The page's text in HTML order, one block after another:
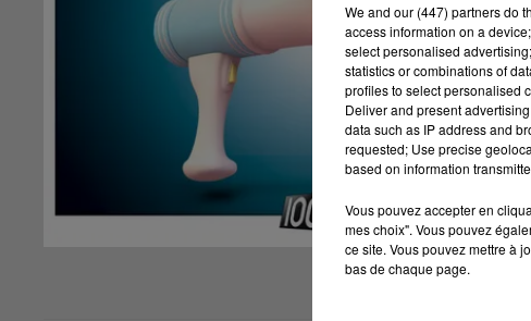
We and our (447) partnersdo
access information on a
select personalised
statistics or combinations of
profiles to select personalised
Deliver and present
data such as IP address and
requested; Use precise
based on information
Vous pouvez accepter en
mes choix". Vous pouvez
ce site. Vous pouvez mettre à
bas de chaque page.